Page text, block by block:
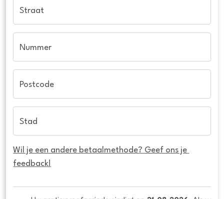
Straat
Nummer
Postcode
Stad
Wil je een andere betaalmethode? Geef ons je
feedback!